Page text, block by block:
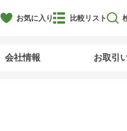
お気に入り 比較リスト
会社情報 お取引